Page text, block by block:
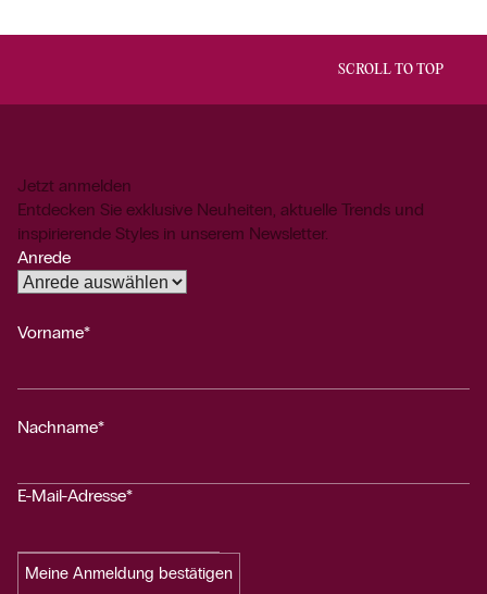
SCROLL TO TOP
Jetzt anmelden
Entdecken Sie exklusive Neuheiten, aktuelle Trends und
inspirierende Styles in unserem Newsletter.
Anrede
Vorname*
Nachname*
E-Mail-Adresse*
Meine Anmeldung bestätigen